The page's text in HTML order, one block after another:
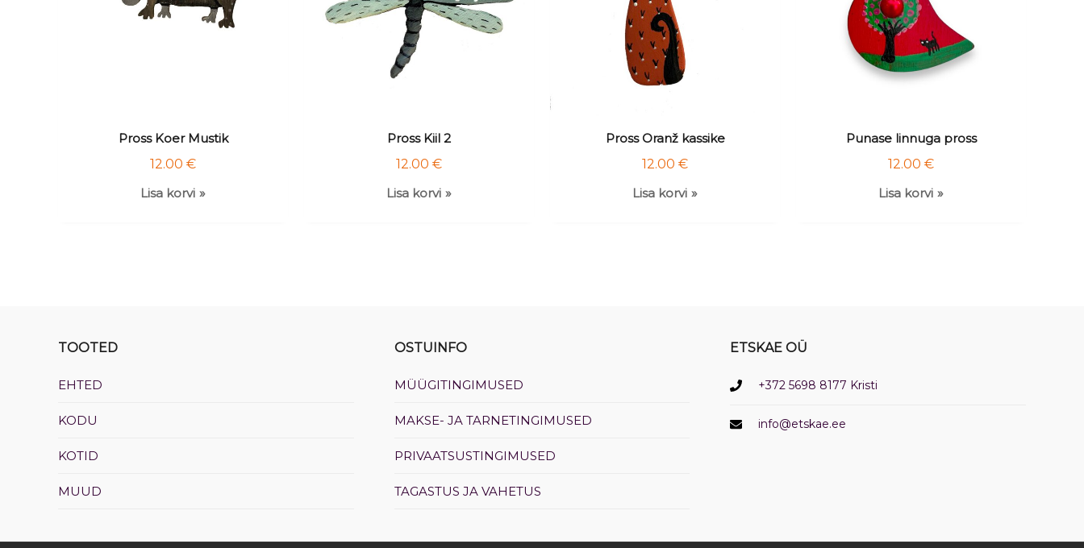
Pross Koer Mustik
12.00 €
Lisa korvi
Pross Kiil 2
12.00 €
Lisa korvi
Pross Oranž kassike
12.00 €
Lisa korvi
Punase linnuga pross
12.00 €
Lisa korvi
TOOTED
EHTED
KODU
KOTID
MUUD
OSTUINFO
MÜÜGITINGIMUSED
MAKSE- JA TARNETINGIMUSED
PRIVAATSUSTINGIMUSED
TAGASTUS JA VAHETUS
ETSKAE OÜ
+372 5698 8177 Kristi
info@etskae.ee